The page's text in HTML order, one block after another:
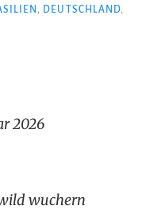
, DEUTSCHLAND,
2026
wuchern